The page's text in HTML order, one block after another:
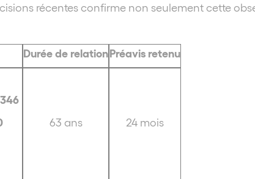
récentes confirme non seulement cette
Durée de relationPréavis retenu
63 ans 24 mois